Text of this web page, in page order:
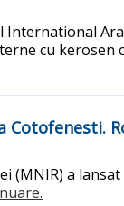
cu
Cotofenesti.
(MNIR) a